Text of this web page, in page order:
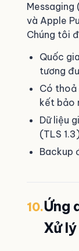
Messaging
và Apple
Chúng tôi
Quốc
tương
Có thoả
kết bảo
Dữ liệu
(TLS
Backup
10.Ứng
Xử